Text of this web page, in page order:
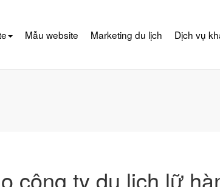
Mẫu website Marketing du lịch Dịch vụ
công ty du lịch lữ